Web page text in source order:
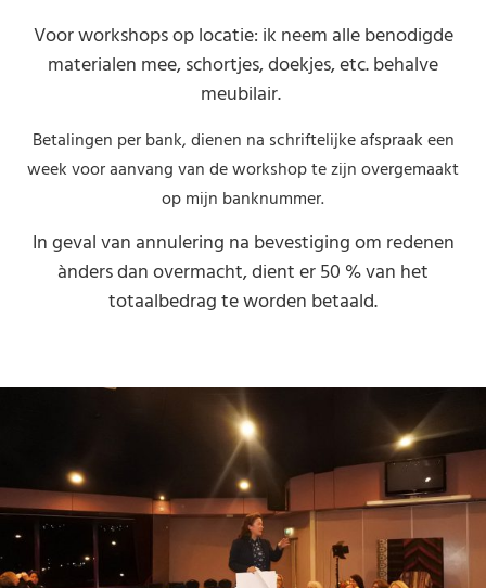
Voor workshops op locatie: ik neem alle benodigde
materialen mee, schortjes, doekjes, etc. behalve
meubilair.
Betalingen per bank, dienen na schriftelijke afspraak een
week voor aanvang van de workshop te zijn overgemaakt
op mijn banknummer.
In geval van annulering na bevestiging om redenen
ànders dan overmacht, dient er 50 % van het
totaalbedrag te worden betaald.